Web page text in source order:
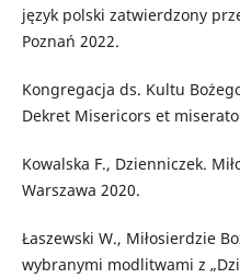
język polski zatwierdzony
Poznań 2022.
Kongregacja ds. Kultu
Dekret Misericors et
Kowalska F., Dzienniczek.
Warszawa 2020.
Łaszewski W., Miłosierdzie
wybranymi modlitwami z